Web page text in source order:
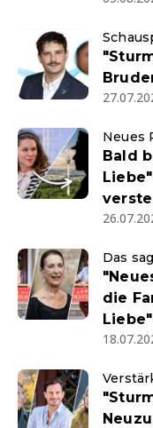
Neues
Bald
Das
die